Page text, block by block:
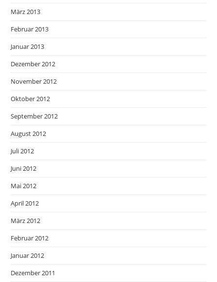
März 2013
Februar 2013
Januar 2013
Dezember 2012
November 2012
Oktober 2012
September 2012
August 2012
Juli 2012
Juni 2012
Mai 2012
April 2012
März 2012
Februar 2012
Januar 2012
Dezember 2011